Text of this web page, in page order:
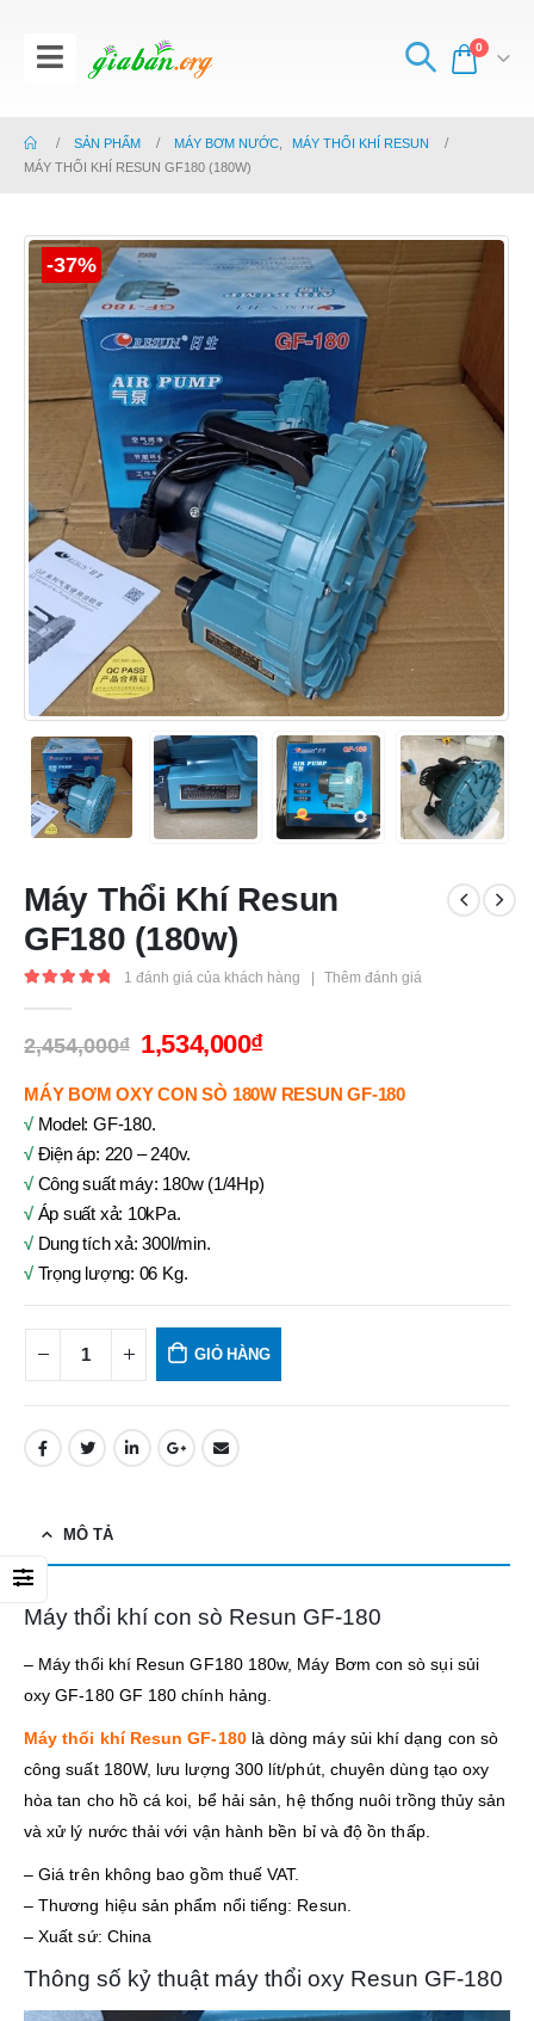
0
SẢN PHẨM MÁY BƠM NƯỚC
MÁY THỔI KHÍ RESUN
MÁY THỔI KHÍ RESUN GF180 (180W)
-37%
Máy Thổi Khí Resun
GF180 (180w)
1 đánh giá của khách hàng | Thêm đánh giá
2,454,000₫ 1,534,000₫
MÁY BƠM OXY CON SÒ 180W RESUN GF-180
√Model: GF-180.
√Điện áp: 220 – 240v.
√Công suất máy: 180w (1/4Hp)
√Áp suất xả: 10kPa.
√Dung tích xả: 300l/min.
√Trọng lượng: 06 Kg.
GIỎ HÀNG
MÔ TẢ
Máy thổi khí con sò Resun GF-180
– Máy thổi khí Resun GF180 180w, Máy Bơm con sò sụi sủi
oxy GF-180 GF 180 chính hảng.
Máy thổi khí Resun GF-180là dòng máy sủi khí dạng con sò
công suất 180W, lưu lượng 300 lít/phút, chuyên dùng tạo oxy
hòa tan cho hồ cá koi, bể hải sản, hệ thống nuôi trồng thủy sản
và xử lý nước thải với vận hành bền bỉ và độ ồn thấp.
– Giá trên không bao gồm thuế VAT.
– Thương hiệu sản phẩm nổi tiếng: Resun.
– Xuất sứ: China
Thông số kỷ thuật máy thổi oxy Resun GF-180